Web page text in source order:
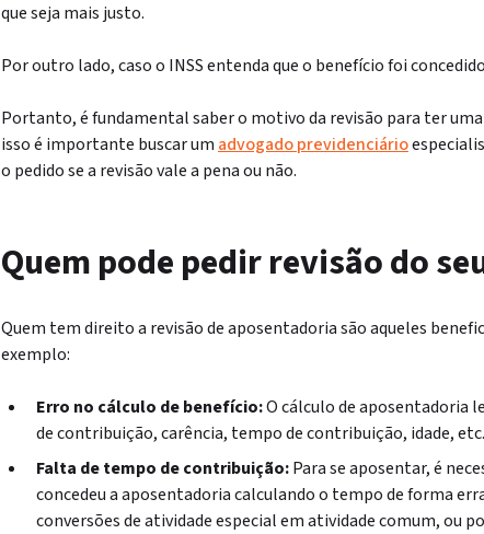
que seja mais justo.
Por outro lado, caso o INSS entenda que o benefício foi
Portanto, é fundamental saber o motivo da revisão para ter
isso é importante buscar um advogado previdenciário
o pedido se a revisão vale a pena ou não.
Quem pode pedir revisão do
Quem tem direito a revisão de aposentadoria são aqueles
exemplo:
Erro no cálculo de benefício:O cálculo de aposentadoria
de contribuição, carência, tempo de contribuição, idade,
Falta de tempo de contribuição:Para se aposentar, é
concedeu a aposentadoria calculando o tempo de forma
conversões de atividade especial em atividade comum, ou